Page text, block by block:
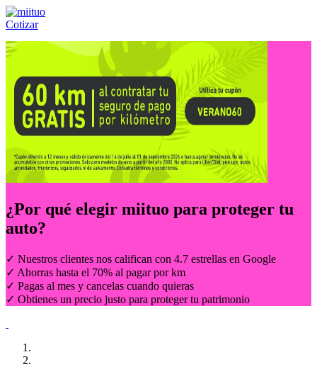
Cotizar
Llámanos al:(55) 84-21-05-00 ó
¿Por qué elegir miituo para proteger tu
auto?
✓ Nuestros clientes nos califican con 4.7 estrellas en Google
✓ Ahorras hasta el 70% al pagar por km
✓ Pagas al mes y cancelas cuando quieras
✓ Obtienes un precio justo para proteger tu patrimonio